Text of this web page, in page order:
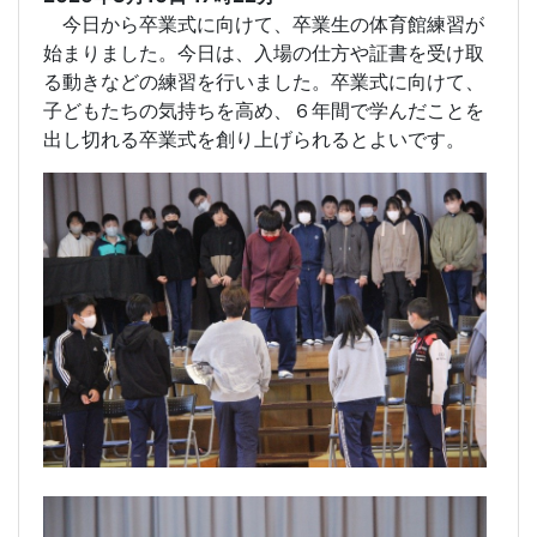
今日から卒業式に向けて、卒業生の体育館練習が
始まりました。今日は、入場の仕方や証書を受け取
る動きなどの練習を行いました。卒業式に向けて、
子どもたちの気持ちを高め、６年間で学んだことを
出し切れる卒業式を創り上げられるとよいです。